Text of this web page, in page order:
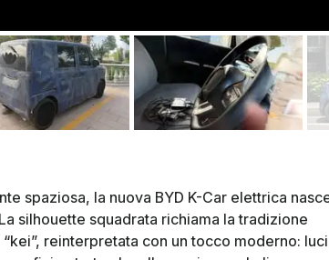
spaziosa, la nuova BYD K-Car elettrica
silhouette squadrata richiama la tradizione
reinterpretata con un tocco moderno: